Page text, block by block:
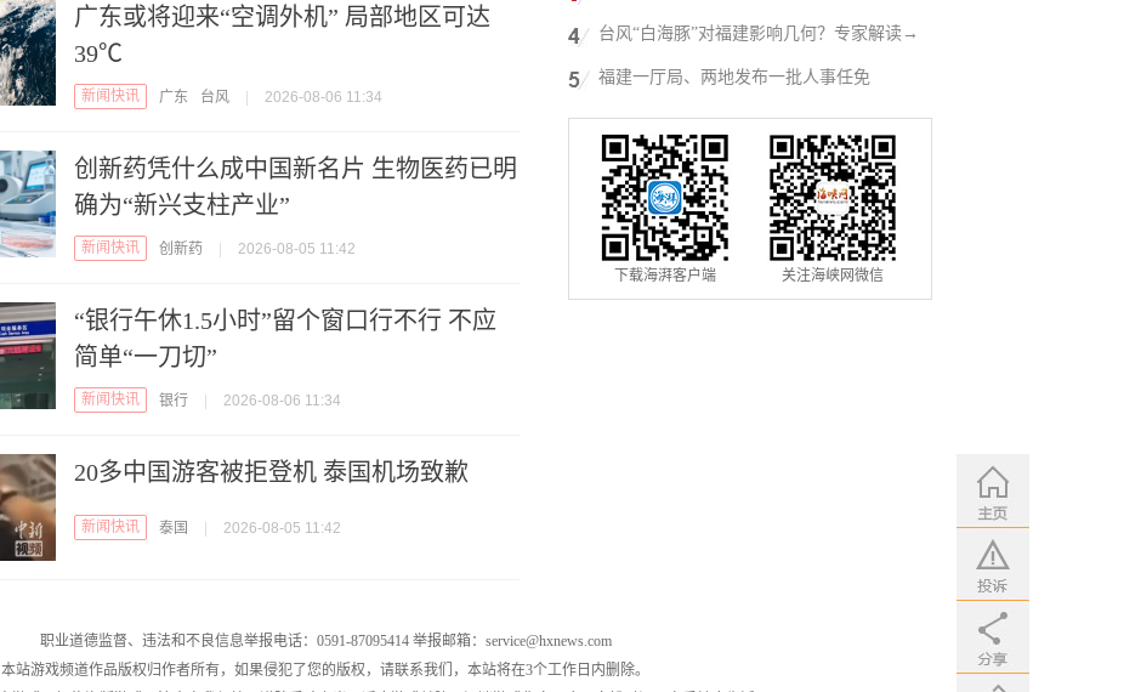
广东或将迎来“空调外机” 局部地区可达
39℃
新闻快讯 广东 台风 2026-08-06 11:34
创新药凭什么成中国新名片 生物医药已明
确为“新兴支柱产业”
新闻快讯 创新药 2026-08-05 11:42
“银行午休1.5小时”留个窗口行不行 不应
简单“一刀切”
新闻快讯 银行 2026-08-06 11:34
20多中国游客被拒登机 泰国机场致歉
新闻快讯 泰国 2026-08-05 11:42
人徒步云端
台风“白海豚”对福建影响几何？专家解读→
福建一厅局、两地发布一批人事任免
下载海湃客户端 关注海峡网微信
职业道德监督、违法和不良信息举报电话：0591-87095414 举报邮箱：service@hxnews.com
本站游戏频道作品版权归作者所有，如果侵犯了您的版权，请联系我们，本站将在3个工作日内删除。